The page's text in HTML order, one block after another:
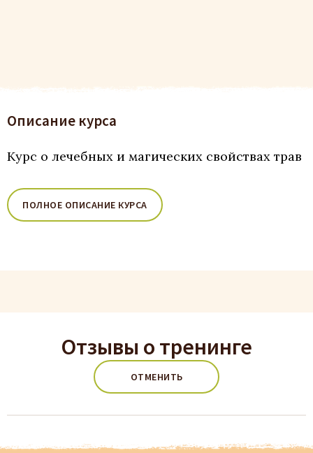
Описание курса
Курс о лечебных и магических свойствах трав
ПОЛНОЕ ОПИСАНИЕ КУРСА
Отзывы о тренинге
ОТМЕНИТЬ